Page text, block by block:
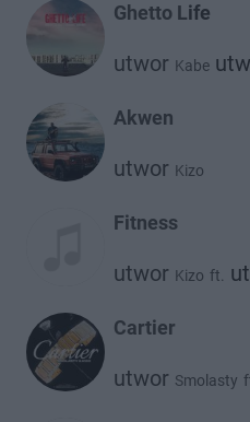
Ghetto Life
utwor Kabe
Akwen
utwor Kizo
Fitness
utwor Kizo ft.
Cartier
utwor Smolasty